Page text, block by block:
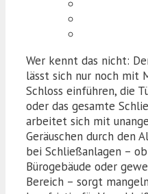
Wer kennt das nicht:
lässt sich nur noch mit
Schloss einführen, die
oder das gesamte
arbeitet sich mit
Geräuschen durch den
bei Schließanlagen –
Bürogebäude oder
Bereich – sorgt